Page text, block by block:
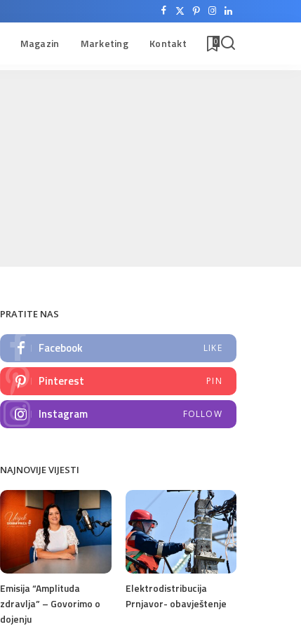
Magazin Marketing Kontakt 0
PRATITE NAS
Facebook LIKE
Pinterest PIN
Instagram FOLLOW
NAJNOVIJE VIJESTI
Emisija “Amplituda
zdravlja” – Govorimo o
dojenju
Elektrodistribucija
Prnjavor- obavještenje